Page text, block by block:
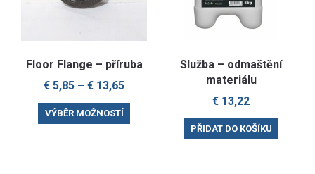
Floor Flange – příruba
€ 5,85 – € 13,65
VÝBĚR MOŽNOSTÍ
Služba – odmaštění
materiálu
€ 13,22
PŘIDAT DO KOŠÍKU